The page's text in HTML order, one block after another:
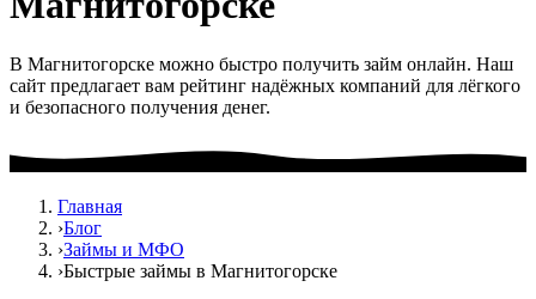
В Магнитогорске можно быстро получить займ онлайн. Наш
сайт предлагает вам рейтинг надёжных компаний для лёгкого
и безопасного получения денег.
Главная
›Блог
›Займы и МФО
›Быстрые займы в Магнитогорске